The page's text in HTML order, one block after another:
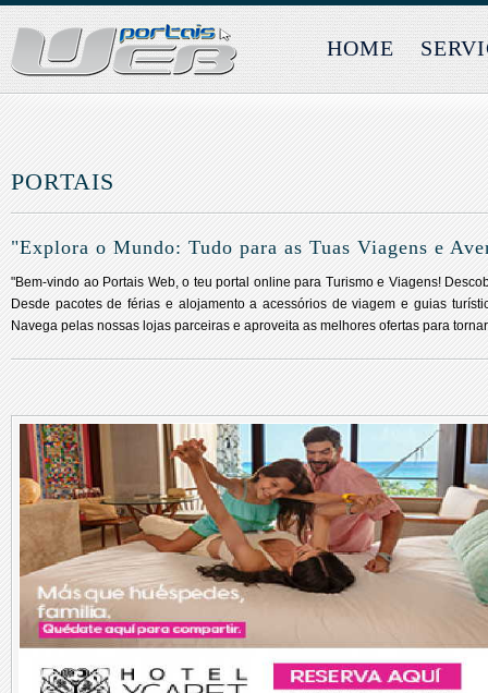
HOME
PORTAIS
"Explora o Mundo: Tudo para as Tuas Viagens e
"Bem-vindo ao Portais Web, o teu portal online para Turismo e Viagens!
Desde pacotes de férias e alojamento a acessórios de viagem e guias
Navega pelas nossas lojas parceiras e aproveita as melhores ofertas para